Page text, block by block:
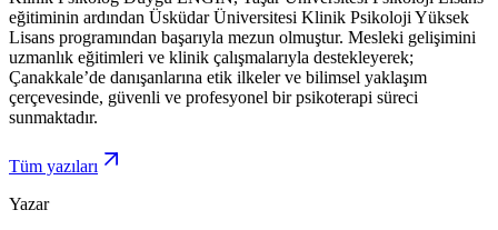
eğitiminin ardından Üsküdar Üniversitesi Klinik Psikoloji Yüksek
Lisans programından başarıyla mezun olmuştur. Mesleki gelişimini
uzmanlık eğitimleri ve klinik çalışmalarıyla destekleyerek;
Çanakkale’de danışanlarına etik ilkeler ve bilimsel yaklaşım
çerçevesinde, güvenli ve profesyonel bir psikoterapi süreci
sunmaktadır.
Tüm yazıları
Yazar